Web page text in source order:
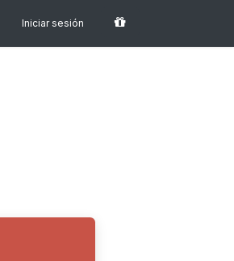
Iniciar sesión